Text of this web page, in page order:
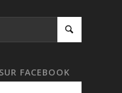
FACEBOOK